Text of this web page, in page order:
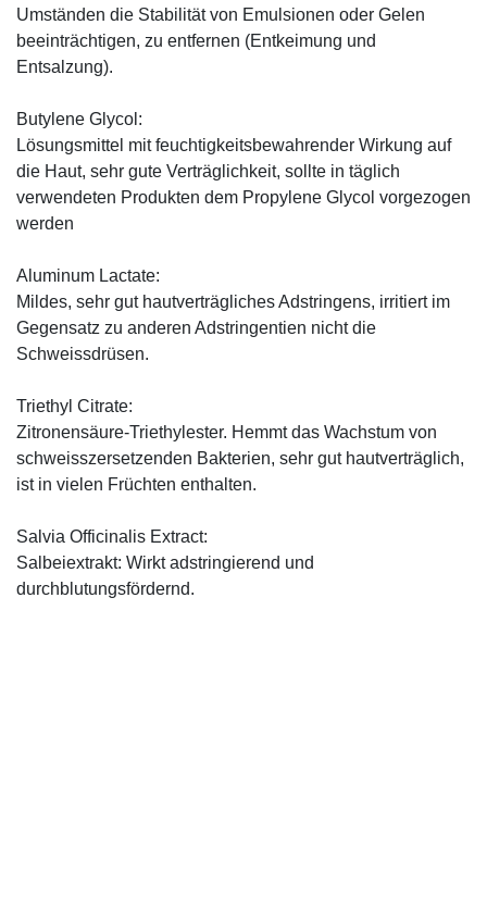
Umständen die Stabilität von Emulsionen oder Gelen
beeinträchtigen, zu entfernen (Entkeimung und
Entsalzung).
Butylene Glycol:
Lösungsmittel mit feuchtigkeitsbewahrender Wirkung auf
die Haut, sehr gute Verträglichkeit, sollte in täglich
verwendeten Produkten dem Propylene Glycol vorgezogen
werden
Aluminum Lactate:
Mildes, sehr gut hautverträgliches Adstringens, irritiert im
Gegensatz zu anderen Adstringentien nicht die
Schweissdrüsen.
Triethyl Citrate:
Zitronensäure-Triethylester. Hemmt das Wachstum von
schweisszersetzenden Bakterien, sehr gut hautverträglich,
ist in vielen Früchten enthalten.
Salvia Officinalis Extract:
Salbeiextrakt: Wirkt adstringierend und
durchblutungsfördernd.